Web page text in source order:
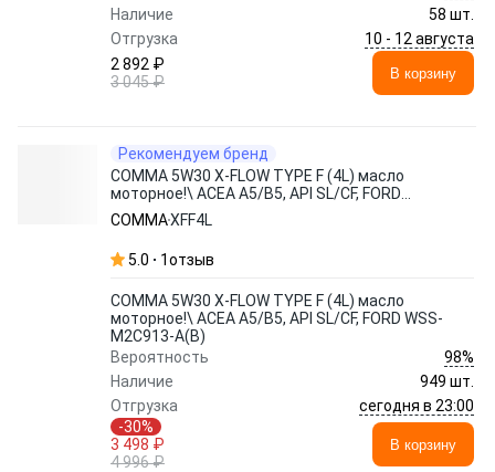
Наличие
58 шт.
Отгрузка
10 - 12 августа
2 892 ₽
3 045 ₽
В корзину
Рекомендуем бренд
COMMA 5W30 X-FLOW TYPE F (4L) масло
моторное!\ ACEA A5/B5, API SL/CF, FORD
WSS-M2C913-A(В)
COMMAXFF4L
5.0 1отзыв
COMMA 5W30 X-FLOW TYPE F (4L) масло
моторное!\ ACEA A5/B5, API SL/CF, FORD WSS-
M2C913-A(В)
Вероятность
98%
Наличие
949 шт.
Отгрузка
сегодня в 23:00
-30%
3 498 ₽
4 996 ₽
В корзину